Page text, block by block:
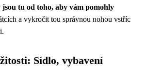
tu od toho, aby vám pomohly
a vykročit tou správnou nohou vstříc
Sídlo, vybavení